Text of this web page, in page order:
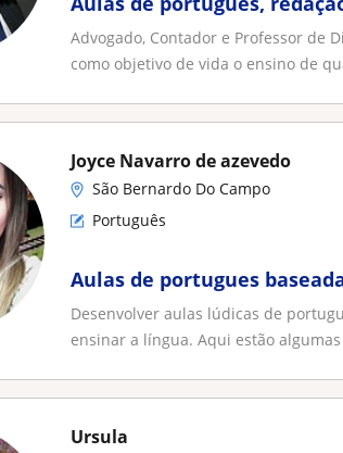
Advogado, Contador e Professor de
como objetivo de vida o ensino de
Joyce Navarro de azevedo
São Bernardo Do Campo
Português
Aulas de portugues
Desenvolver aulas lúdicas de
ensinar a língua. Aqui estão
Ursula